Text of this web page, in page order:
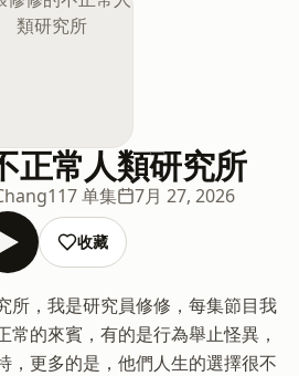
正常人類研究所
117 单集 7月 27, 2026
收藏
所，我是研究員修修，每集節目我
常的來賓，有的是行為舉止怪異，
，更多的是，他們人生的選擇很不